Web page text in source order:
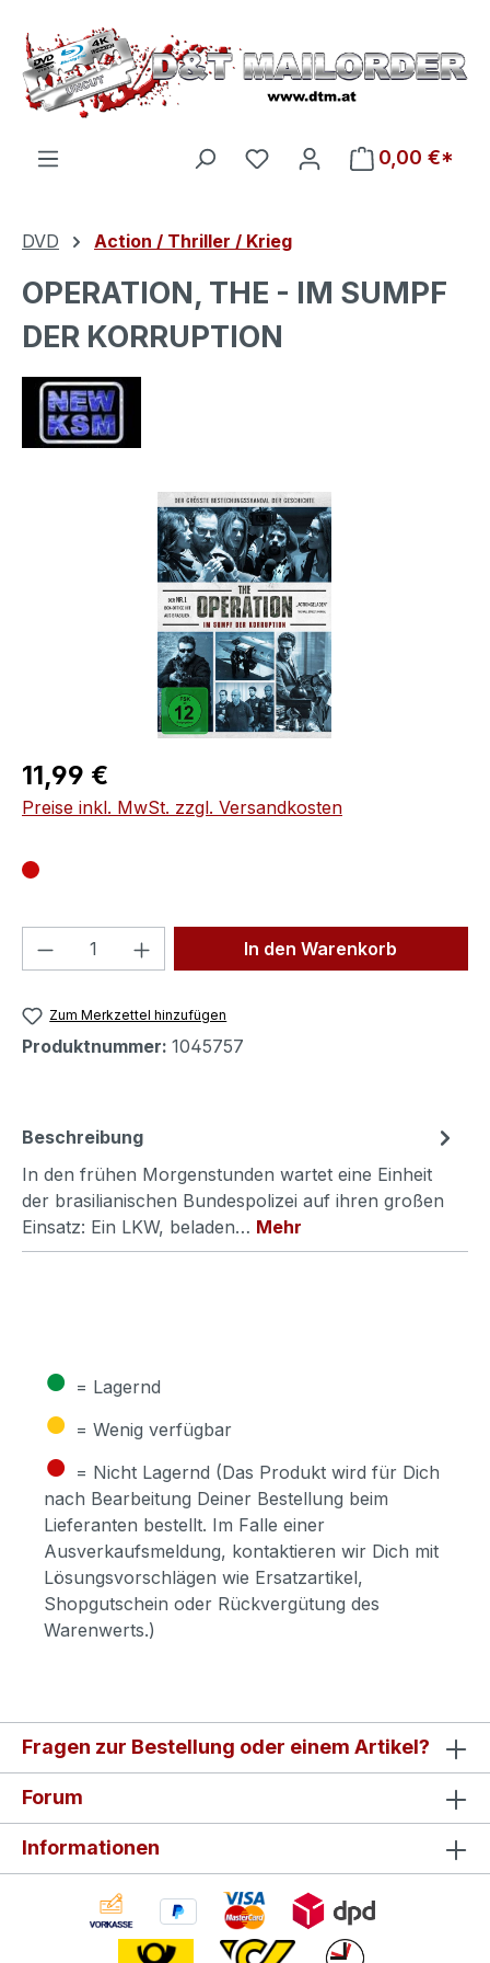
Zum Hauptinhalt springen
Du hast 0 Produkte auf
0,00 €*
DVD Action / Thriller / Krieg
OPERATION, THE - IM SUMPF
DER KORRUPTION
Bildergalerie überspringen
Regulärer Preis:
11,99 €
Preise inkl. MwSt. zzgl. Versandkosten
Produkt Anzahl: Gib denIn den Warenkorb
Zum Merkzettel hinzufügen
Produktnummer: 1045757
Beschreibung
In den frühen Morgenstunden wartet eine Einheit
der brasilianischen Bundespolizei auf ihren großen
Einsatz: Ein LKW, beladen… Mehr
● = Lagernd
● = Wenig verfügbar
● = Nicht Lagernd (Das Produkt wird für Dich
nach Bearbeitung Deiner Bestellung beim
Lieferanten bestellt. Im Falle einer
Ausverkaufsmeldung, kontaktieren wir Dich mit
Lösungsvorschlägen wie Ersatzartikel,
Shopgutschein oder Rückvergütung des
Warenwerts.)
Fragen zur Bestellung oder einem Artikel?
Forum
Informationen